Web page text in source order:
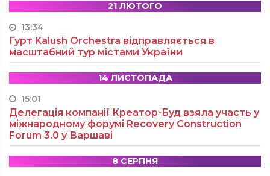
21 ЛЮТОГО
13:34
Гурт Kalush Orchestra відправляється в
масштабний тур містами України
14 ЛИСТОПАДА
15:01
Делегація компанії Креатор-Буд взяла участь у
міжнародному форумі Recovery Construction
Forum 3.0 у Варшаві
8 СЕРПНЯ